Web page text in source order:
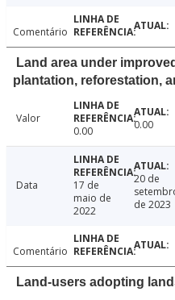
Comentário
Land area under
plantation, reforestation,
Valor
0.00
0.00
Data
17 de
maio de
2022
20 de
de 2023
Comentário
Land-users adopting